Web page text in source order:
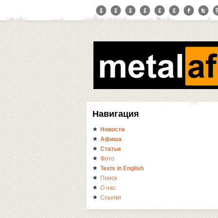
Навигация
Новости
Афиша
Статьи
Фото
Texts in English
Поиск
О нас
Ссылки